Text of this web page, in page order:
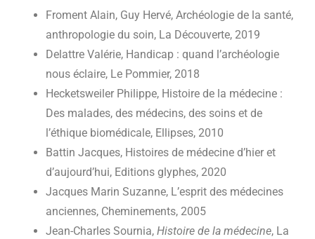
Froment Alain, Guy Hervé, Archéologie de la santé,
anthropologie du soin, La Découverte, 2019
Delattre Valérie, Handicap : quand l’archéologie
nous éclaire, Le Pommier, 2018
Hecketsweiler Philippe, Histoire de la médecine :
Des malades, des médecins, des soins et de
l’éthique biomédicale, Ellipses, 2010
Battin Jacques, Histoires de médecine d’hier et
d’aujourd’hui, Editions glyphes, 2020
Jacques Marin Suzanne, L’esprit des médecines
anciennes, Cheminements, 2005
Jean-Charles Sournia, Histoire de la médecine, La